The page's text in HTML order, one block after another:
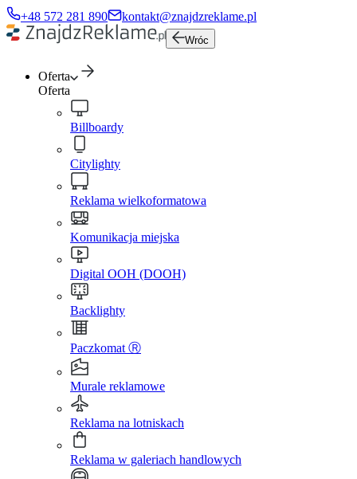
+48 572 281 890 kontakt@znajdzreklame.pl
Wróc
Oferta
Oferta
Billboardy
Citylighty
Reklama wielkoformatowa
Komunikacja miejska
Digital OOH (DOOH)
Backlighty
Paczkomat Ⓡ
Murale reklamowe
Reklama na lotniskach
Reklama w galeriach handlowych